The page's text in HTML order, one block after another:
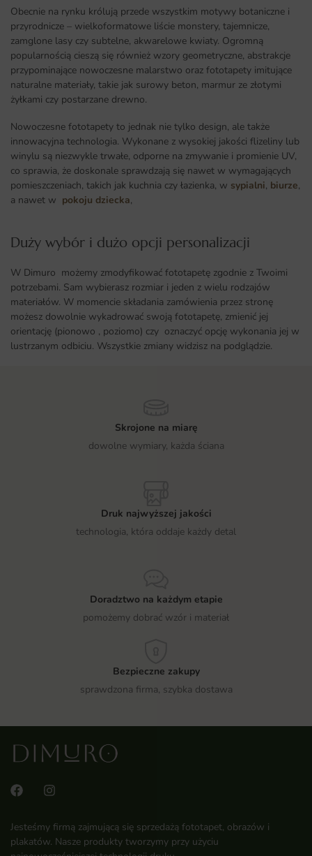
Obecnie na rynku królują przede wszystkim motywy botaniczne i
przyrodnicze – wielkoformatowe liście monstery, tajemnicze,
zamglone lasy czy subtelne, akwarelowe kwiaty. Ogromną
popularnością cieszą się również wzory geometryczne, abstrakcje
przypominające nowoczesne malarstwo oraz fototapety imitujące
naturalne materiały, takie jak surowy beton, marmur ze złotymi
żyłkami czy postarzane drewno.
Nowoczesne fototapety to jednak nie tylko design, ale także
innowacyjna technologia. Wykonane z wysokiej jakości flizeliny lub
winylu są niezwykle trwałe, odporne na zmywanie i promienie UV,
co sprawia, że doskonale sprawdzają się nawet w wymagających
pomieszczeniach, takich jak kuchnia czy łazienka, w sypialni, biurze,
a nawet w pokoju dziecka,
Duży wybór i dużo opcji personalizacji ​
W Dimuro możemy zmodyfikować fototapetę zgodnie z Twoimi
potrzebami. Sam wybierasz rozmiar i jeden z wielu rodzajów
materiałów. W momencie składania zamówienia przez stronę
możesz dowolnie wykadrować swoją fototapetę, zmienić jej
orientację (pionowo , poziomo) czy oznaczyć opcję wykonania jej w
lustrzanym odbiciu. Wszystkie zmiany widzisz na podglądzie.
Skrojone na miarę
dowolne wymiary, każda ściana
Druk najwyższej jakości
technologia, która oddaje każdy detal
Doradztwo na każdym etapie
pomożemy dobrać wzór i materiał
Bezpieczne zakupy
sprawdzona firma, szybka dostawa
Jesteśmy firmą zajmującą się sprzedażą fototapet, obrazów i
plakatów. Nasze produkty tworzymy przy użyciu